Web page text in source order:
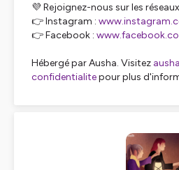
💜 Rejoignez-nous sur les
👉 Instagram :
👉 Facebook :
Hébergé par Ausha. Visitez
confidentialitepour plus